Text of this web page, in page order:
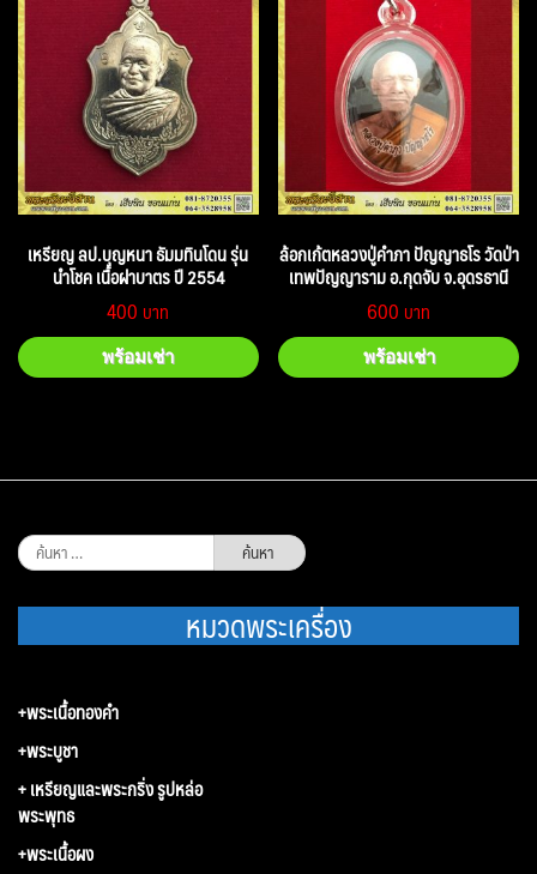
เหรียญ ลป.บุญหนา ธัมมทินโดน รุ่น
นำโชค เนื้อฝาบาตร ปี 2554
400
พร้อมเช่า
ล้อกเก้ตหลวงปู่คำภา ปัญญาธโร วัดป่า
เทพปัญญาราม อ.กุดจับ จ.อุดรธานี
600
พร้อมเช่า
ค้นหา
สำหรับ:
หมวดพระเครื่อง
+พระเนื้อทองคำ
+พระบูชา
+ เหรียญและพระกริ่ง รูปหล่อ
พระพุทธ
+พระเนื้อผง